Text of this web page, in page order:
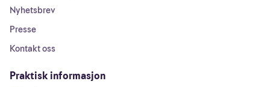
Nyhetsbrev
Presse
Kontakt oss
Praktisk informasjon